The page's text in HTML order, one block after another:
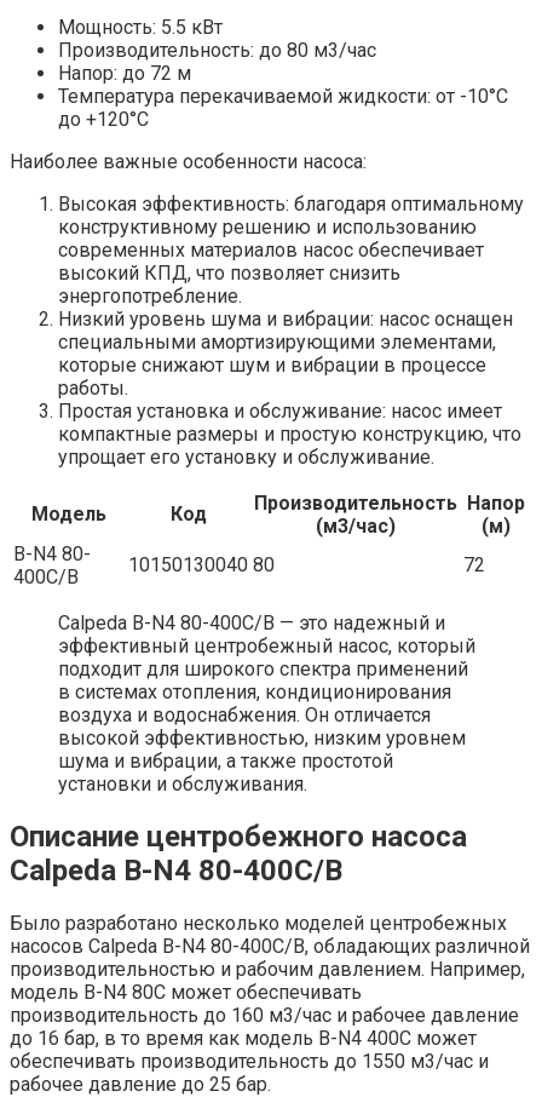
Мощность: 5.5 кВт
Производительность: до 80 м3/час
Напор: до 72 м
Температура перекачиваемой жидкости: от -10°C
до +120°C
Наиболее важные особенности насоса:
Высокая эффективность: благодаря оптимальному
конструктивному решению и использованию
современных материалов насос обеспечивает
высокий КПД, что позволяет снизить
энергопотребление.
Низкий уровень шума и вибрации: насос оснащен
специальными амортизирующими элементами,
которые снижают шум и вибрации в процессе
работы.
Простая установка и обслуживание: насос имеет
компактные размеры и простую конструкцию, что
упрощает его установку и обслуживание.
Модель Код
Производительность
(м3/час)
Напор
(м)
B-N4 80-
400C/B
10150130040 80 72
Calpeda B-N4 80-400C/B — это надежный и
эффективный центробежный насос, который
подходит для широкого спектра применений
в системах отопления, кондиционирования
воздуха и водоснабжения. Он отличается
высокой эффективностью, низким уровнем
шума и вибрации, а также простотой
установки и обслуживания.
Описание центробежного насоса
Calpeda B-N4 80-400C/B
Было разработано несколько моделей центробежных
насосов Calpeda B-N4 80-400C/B, обладающих различной
производительностью и рабочим давлением. Например,
модель B-N4 80C может обеспечивать
производительность до 160 м3/час и рабочее давление
до 16 бар, в то время как модель B-N4 400C может
обеспечивать производительность до 1550 м3/час и
рабочее давление до 25 бар.